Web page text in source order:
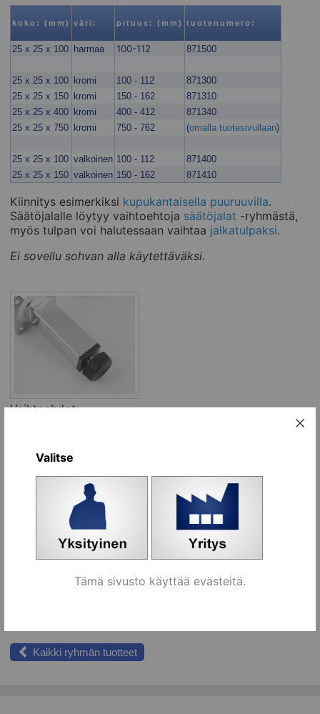
koko: (mm) väri: pituus: (mm) tuotenumero:
25 x 25 x 100 harmaa 100-112 871500
25 x 25 x 100 kromi 100 - 112
871300
25 x 25 x 150 kromi 150 - 162
871310
25 x 25 x 400 kromi 400 - 412
871340
25 x 25 x 750 kromi 750 - 762 (omalla tuotesivullaan)
25 x 25 x 100 valkoinen 100 - 112
871400
25 x 25 x 150 valkoinen 150 - 162 871410
Kiinnitys esimerkiksi kupukantaisella puuruuvilla.
Säätöjalalle löytyy vaihtoehtoja säätöjalat -ryhmästä,
myös tulpan voi halutessaan vaihtaa jalkatulpaksi.
Ei sovellu sohvan alla käytettäväksi.
Vaihtoehdot:
100 mm kromattu [871300] kpl Koriin
150 mm kromattu [871310]
400 mm kromattu [871340] kpl
100 mm valkoinen [871400] kpl
Kaikki ryhmän tuotteet
Valitse
Tämä sivusto käyttää evästeitä.